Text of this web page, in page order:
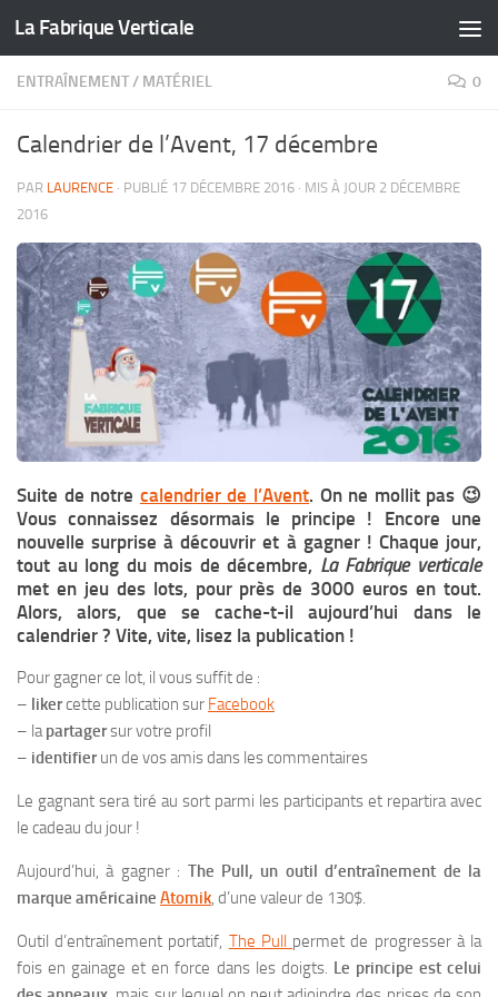
Skip to content
La Fabrique Verticale
ENTRAÎNEMENT/ MATÉRIEL 0
Calendrier de l’Avent, 17 décembre
PAR LAURENCE · PUBLIÉ 17 DÉCEMBRE 2016 · MIS À JOUR 2 DÉCEMBRE
2016
Suite de notre calendrier de l’Avent. On ne mollit pas 😉
Vous connaissez désormais le principe ! Encore une
nouvelle surprise à découvrir et à gagner ! Chaque jour,
tout au long du mois de décembre, La Fabrique verticale
met en jeu des lots, pour près de 3000 euros en tout.
Alors, alors, que se cache-t-il aujourd’hui dans le
calendrier ? Vite, vite, lisez la publication !
Pour gagner ce lot, il vous suffit de :
– likercette publication sur Facebook
– lapartagersur votre profil
– identifierun de vos amis dans les commentaires
Le gagnant sera tiré au sort parmi les participants et repartira avec
le cadeau du jour !
Aujourd’hui, à gagner : The Pull, un outil d’entraînement de la
marque américaine Atomik, d’une valeur de 130$.
Outil d’entraînement portatif, The Pull permet de progresser à la
fois en gainage et en force dans les doigts. Le principe est celui